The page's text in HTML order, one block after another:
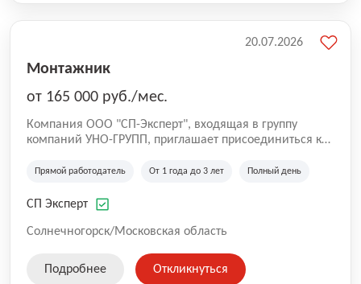
Монтажник
от 165 000 руб./мес.
Компания ООО "СП-Эксперт", входящая в группу
компаний УНО-ГРУПП, приглашает присоединиться к
работаем на рынке с 2005 года и оказываем комплекс
зданий из гибридных модульных блоков свободной
гибридно-модульного строительства.
Прямой работодатель От 1 года до 3 лет Полный день
СП Эксперт
Солнечногорск/Московская область
20.07.2026
Подробнее Откликнуться